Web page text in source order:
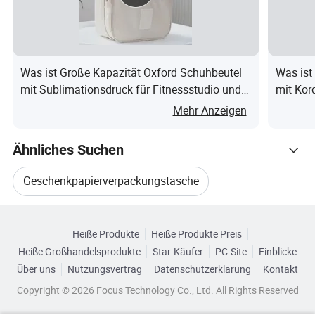
Unisex, Männer, Frauen, Jungen
FAQ:
Q1.sind Sie eine Fabrik oder Handelsgesellschaft?
Quadratmetern. Wir sind in Baoding, Provinz Hebei. Wir
sind herzlich willkommen Kunden
Von weltweit zu besuchen unsere Fabrik und mit uns
zusammenarbeiten.
Was ist Große Kapazität Oxford Schuhbeutel
mit Sublimationsdruck für Fitnessstudio und
Mehr Anzeigen
Was
mit
Ähnliches Suchen
Geschenkpapierverpackungstasche
Kosmetik Geschenkpapier Tasche
Kunst Geschenkpapier Tasche
Heiße Produkte
Heiße Produkte Preis
Heiße Großhandelsprodukte
Star-Käufer PC-Site
Einblicke
Über uns
Nutzungsvertrag Datenschutzerklärung
Kontakt
Copyright © 2026 Focus Technology Co., Ltd. All Rights Reserved